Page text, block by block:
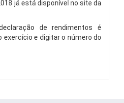
já está disponível no site da
de rendimentos é
exercício e digitar o número do